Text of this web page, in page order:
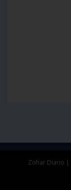
Zohar Diario |